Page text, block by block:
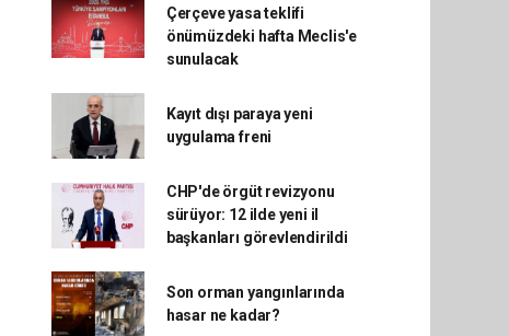
Çerçeve yasa teklifi
önümüzdeki hafta Meclis'e
sunulacak
Kayıt dışı paraya yeni
uygulama freni
CHP'de örgüt revizyonu
sürüyor: 12 ilde yeni il
başkanları görevlendirildi
Son orman yangınlarında
hasar ne kadar?